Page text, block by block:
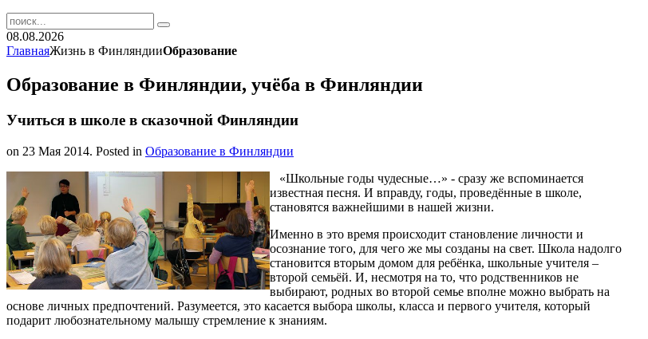
08.08.2026
ГлавнаяЖизнь в ФинляндииОбразование
Образование в Финляндии, учёба в Финляндии
Учиться в школе в сказочной Финляндии
on 23 Мая 2014. Posted in Образование в Финляндии
«Школьные годы чудесные…» - сразу же вспоминается
известная песня. И вправду, годы, проведённые в школе,
становятся важнейшими в нашей жизни.
Именно в это время происходит становление личности и
осознание того, для чего же мы созданы на свет. Школа надолго
становится вторым домом для ребёнка, школьные учителя –
второй семьёй. И, несмотря на то, что родственников не
выбирают, родных во второй семье вполне можно выбрать на
основе личных предпочтений. Разумеется, это касается выбора школы, класса и первого учителя, который
подарит любознательному малышу стремление к знаниям.